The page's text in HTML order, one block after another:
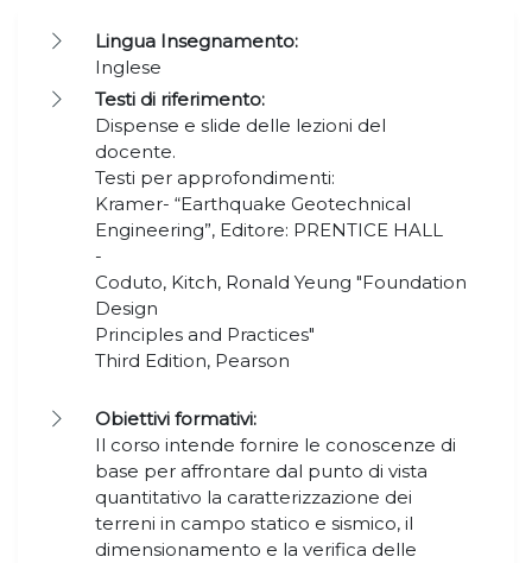
Lingua Insegnamento:
Inglese
Testi di riferimento:
Dispense e slide delle lezioni del
docente.
Testi per approfondimenti:
Kramer- “Earthquake Geotechnical
Engineering”, Editore: PRENTICE HALL
-
Coduto, Kitch, Ronald Yeung "Foundation
Design
Principles and Practices"
Third Edition, Pearson
Obiettivi formativi:
Il corso intende fornire le conoscenze di
base per affrontare dal punto di vista
quantitativo la caratterizzazione dei
terreni in campo statico e sismico, il
dimensionamento e la verifica delle